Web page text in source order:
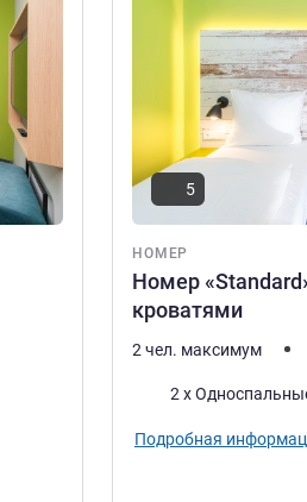
НОМЕР
Номер
кроватями
5
2 чел. максимум
Постель
2 x
Подробная